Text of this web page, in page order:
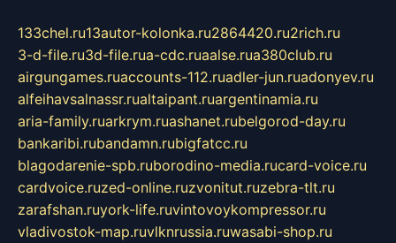
133chel.ru13autor-kolonka.ru2864420.ru2rich.ru
3-d-file.ru3d-file.rua-cdc.ruaalse.rua380club.ru
airgungames.ruaccounts-112.ruadler-jun.ruadonyev.ru
alfeihavsalnassr.rualtaipant.ruargentinamia.ru
aria-family.ruarkrym.ruashanet.rubelgorod-day.ru
bankaribi.rubandamn.rubigfatcc.ru
blagodarenie-spb.ruborodino-media.rucard-voice.ru
cardvoice.ruzed-online.ruzvonitut.ruzebra-tlt.ru
zarafshan.ruyork-life.ruvintovoykompressor.ru
vladivostok-map.ruvlknrussia.ruwasabi-shop.ru